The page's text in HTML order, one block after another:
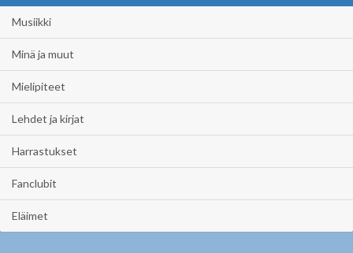
Musiikki
Minä ja muut
Mielipiteet
Lehdet ja kirjat
Harrastukset
Fanclubit
Eläimet